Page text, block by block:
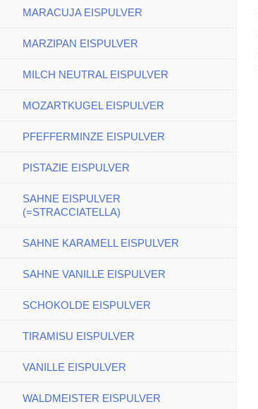
MARACUJA EISPULVER
MARZIPAN EISPULVER
MILCH NEUTRAL EISPULVER
MOZARTKUGEL EISPULVER
PFEFFERMINZE EISPULVER
PISTAZIE EISPULVER
SAHNE EISPULVER
(=STRACCIATELLA)
SAHNE KARAMELL EISPULVER
SAHNE VANILLE EISPULVER
SCHOKOLDE EISPULVER
TIRAMISU EISPULVER
VANILLE EISPULVER
WALDMEISTER EISPULVER